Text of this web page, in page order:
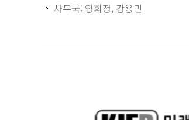
사무국: 양회정, 강용민